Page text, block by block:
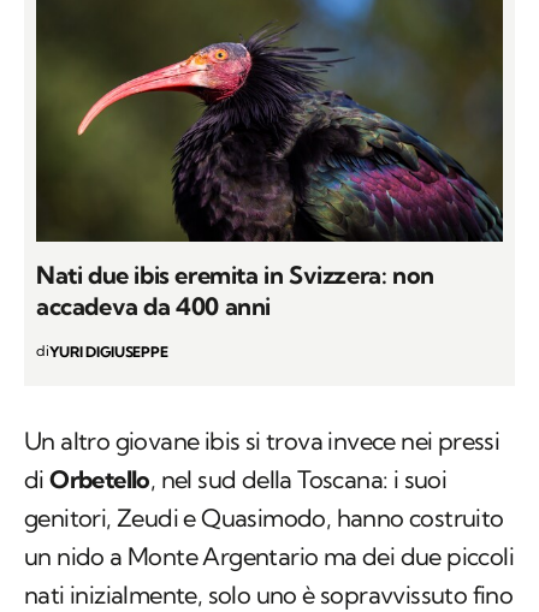
Nati due ibis eremita in Svizzera: non
accadeva da 400 anni
diYURI DIGIUSEPPE
Un altro giovane ibis si trova invece nei pressi
diOrbetello, nel sud della Toscana: i suoi
genitori, Zeudi e Quasimodo, hanno costruito
un nido a Monte Argentario ma dei due piccoli
nati inizialmente, solo uno è sopravvissuto fino